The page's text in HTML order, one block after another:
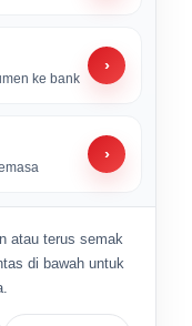
ke bank
›
›
atau terus semak
di bawah untuk